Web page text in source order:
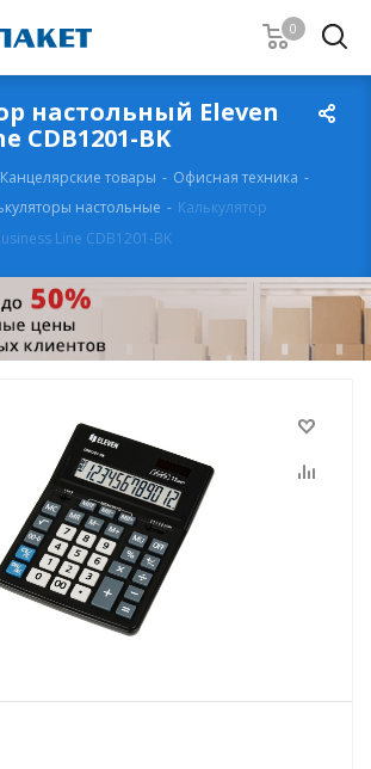
0
настольный Eleven
CDB1201-BK
Канцелярские товары - Офисная техника -
настольные - Калькулятор
Line CDB1201-BK